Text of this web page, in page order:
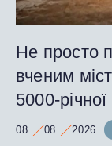
Не просто
вченим
5000-
08 08 2026